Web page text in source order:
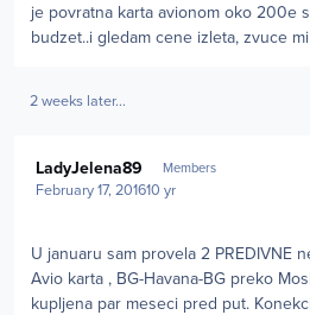
je povratna karta avionom oko 200e
budzet..i gledam cene izleta, zvuce
2 weeks later...
LadyJelena89 Members
February 17, 201610 yr
U januaru sam provela 2 PREDIVNE
Avio karta , BG-Havana-BG preko
kupljena par meseci pred put.